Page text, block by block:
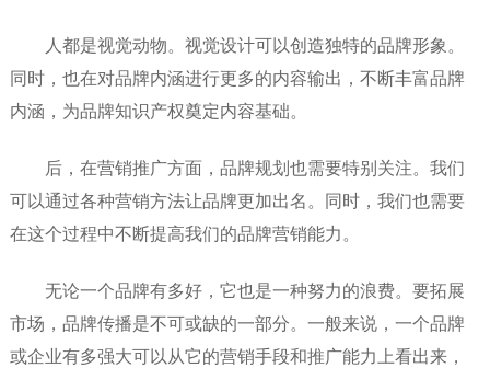
人都是视觉动物。视觉设计可以创造独特的品牌形象。
同时，也在对品牌内涵进行更多的内容输出，不断丰富品牌
内涵，为品牌知识产权奠定内容基础。
后，在营销推广方面，品牌规划也需要特别关注。我们
可以通过各种营销方法让品牌更加出名。同时，我们也需要
在这个过程中不断提高我们的品牌营销能力。
无论一个品牌有多好，它也是一种努力的浪费。要拓展
市场，品牌传播是不可或缺的一部分。一般来说，一个品牌
或企业有多强大可以从它的营销手段和推广能力上看出来，